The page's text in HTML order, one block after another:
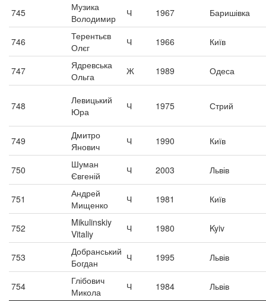
745
Музика
Володимир
Ч 1967 Баришівка
746
Терентьєв
Олєг
Ч 1966 Київ
747
Ядревська
Ольга
Ж 1989 Одеса
748
Левицький
Юра
Ч 1975 Стрий
749
Дмитро
Янович
Ч 1990 Київ
750
Шуман
Євгеній
Ч 2003 Львів
751
Андрей
Мищенко
Ч 1981 Київ
752
Mikulinskiy
Vitaliy
Ч 1980 Kyiv
753
Добранський
Богдан
Ч 1995 Львів
754
Глібович
Микола
Ч 1984 Львів